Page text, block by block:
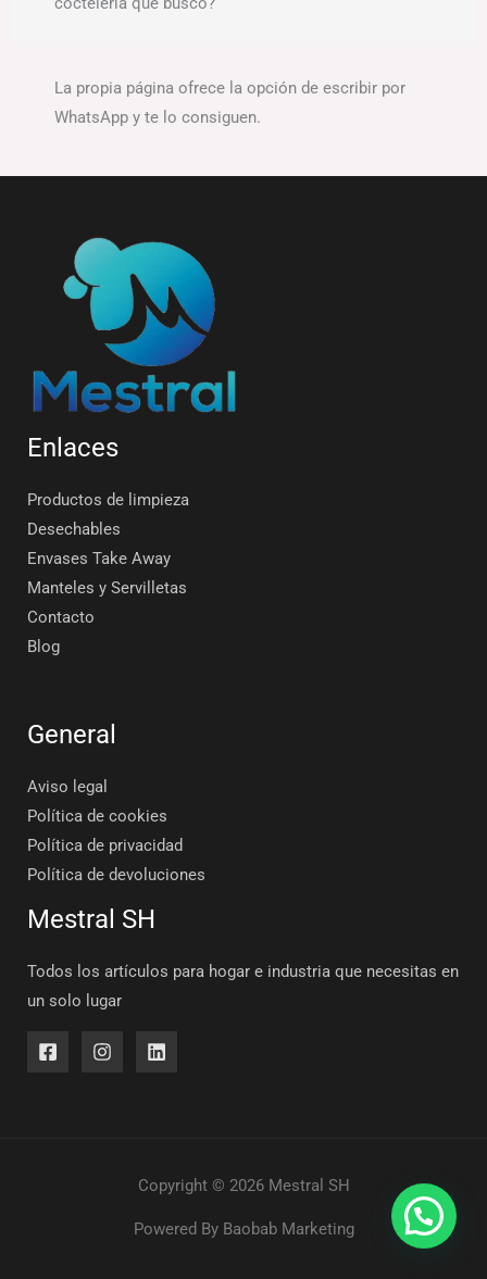
La propia página ofrece la opción de escribir por
WhatsApp y te lo consiguen.
Enlaces
Productos de limpieza
Desechables
Envases Take Away
Manteles y Servilletas
Contacto
Blog
General
Aviso legal
Política de cookies
Política de privacidad
Política de devoluciones
Mestral SH
Todos los artículos para hogar e industria que necesitas en
un solo lugar
Copyright © 2026 Mestral SH
Powered By Baobab Marketing